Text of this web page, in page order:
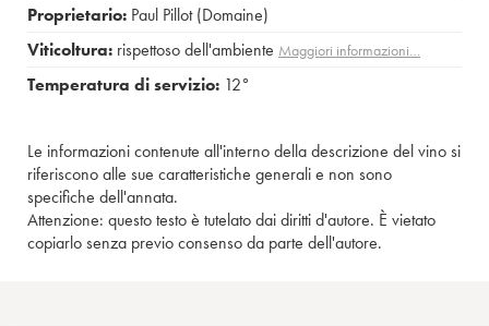
Proprietario: Paul Pillot (Domaine)
Viticoltura: rispettoso dell'ambiente Maggiori informazioni…
Temperatura di servizio: 12°
Le informazioni contenute all'interno della descrizione del vino si
riferiscono alle sue caratteristiche generali e non sono
specifiche dell'annata.
Attenzione: questo testo è tutelato dai diritti d'autore. È vietato
copiarlo senza previo consenso da parte dell'autore.